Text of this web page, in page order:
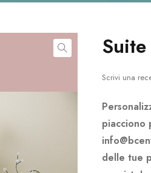
Scrivi una
piacciono
delle tue